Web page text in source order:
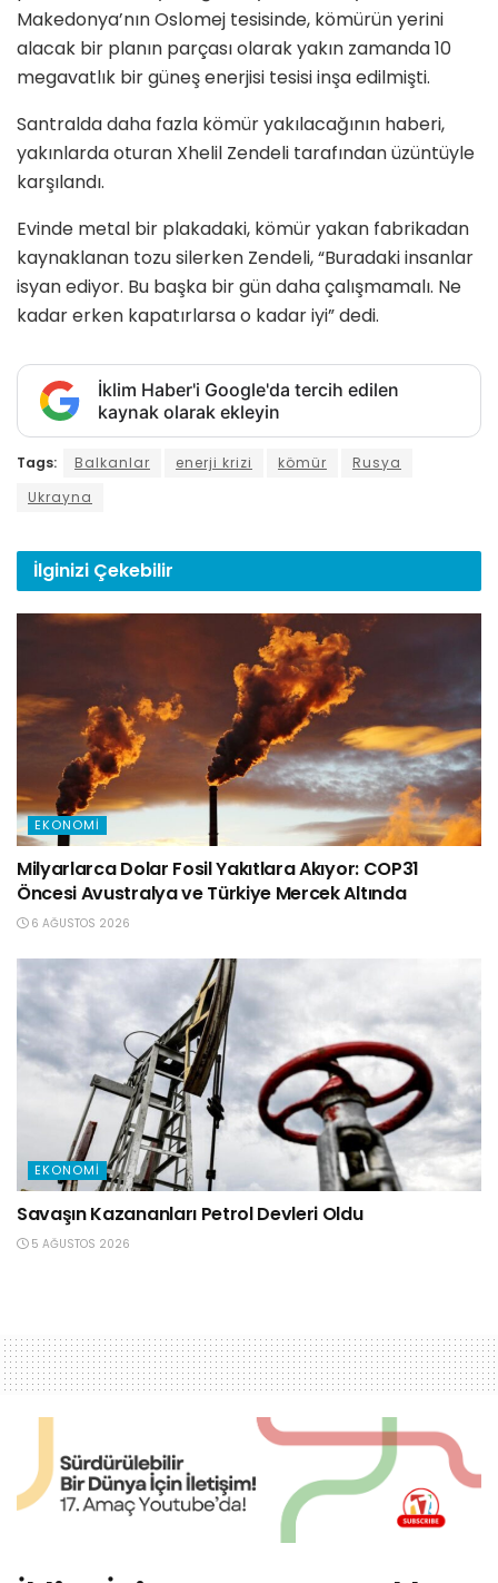
Makedonya’nın Oslomej tesisinde, kömürün yerini
alacak bir planın parçası olarak yakın zamanda 10
megavatlık bir güneş enerjisi tesisi inşa edilmişti.
Santralda daha fazla kömür yakılacağının haberi,
yakınlarda oturan Xhelil Zendeli tarafından üzüntüyle
karşılandı.
Evinde metal bir plakadaki, kömür yakan fabrikadan
kaynaklanan tozu silerken Zendeli, “Buradaki insanlar
isyan ediyor. Bu başka bir gün daha çalışmamalı. Ne
kadar erken kapatırlarsa o kadar iyi” dedi.
İklim Haber'i Google'da tercih edilen
kaynak olarak ekleyin
Tags: Balkanlar enerji krizi kömür
Rusya
Ukrayna
İlginizi Çekebilir
EKONOMI
Milyarlarca Dolar Fosil Yakıtlara Akıyor: COP31
Öncesi Avustralya ve Türkiye Mercek Altında
6 AĞUSTOS 2026
EKONOMI
Savaşın Kazananları Petrol Devleri Oldu
5 AĞUSTOS 2026